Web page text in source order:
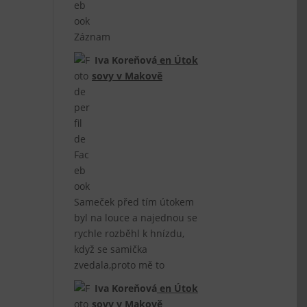
Záznam
Iva Koreňová en Útok
sovy v Makově
Sameček před tím útokem
byl na louce a najednou se
rychle rozběhl k hnízdu,
když se samička
zvedala,proto mě to
Iva Koreňová en Útok
sovy v Makově